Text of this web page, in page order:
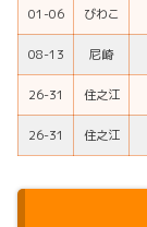
01-06 びわこ
08-13 尼崎
26-31 住之江
26-31 住之江